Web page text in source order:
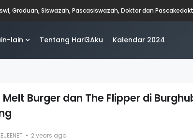
di Restoran Nasi Kandar Ali, Bukit Mertajam
lain Tentang Hari3Aku Kalendar 2024
Burger dan The Flipper di
2 years ago